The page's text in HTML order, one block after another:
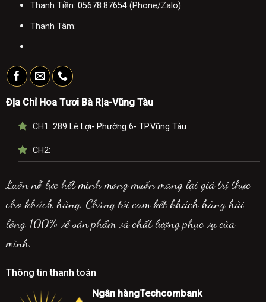
Thanh Tiền: 05678.87654(Phone/Zalo)
Thanh Tâm:
Địa Chỉ Hoa Tươi Bà Rịa-Vũng Tàu
CH1: 289 Lê Lợi- Phường 6- TP.Vũng Tàu
CH2:
Luôn nỗ lực hết mình mong muốn mang lại giá trị thực
cho khách hàng. Chúng tôi cam kết khách hàng hài
lòng 100% về sản phẩm và chất lượng phục vụ của
mình.
Thông tin thanh toán
Ngân hàngTechcombank